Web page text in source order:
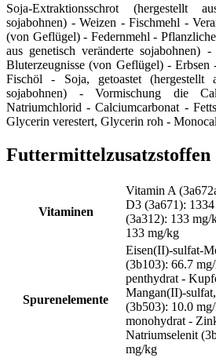
Soja-Extraktionsschrot (hergestellt
sojabohnen) - Weizen - Fischmehl -
(von Geflügel) - Federnmehl -
aus genetisch veränderte sojabohnen)
Bluterzeugnisse (von Geflügel) - Erbsen
Fischöl - Soja, getoastet (hergestellt
sojabohnen) - Vormischung die
Natriumchlorid - Calciumcarbonat -
Glycerin verestert, Glycerin roh -
Futtermittelzusatzstoffen
Vitaminen
Vitamin A
D3 (3a671):
(3a312): 133
133 mg/kg
Spurenelemente
Eisen(II)-sulfat-
(3b103): 66.7
penthydrat -
Mangan(II)-
(3b503): 10.0
monohydrat -
Natriumselenit
mg/kg